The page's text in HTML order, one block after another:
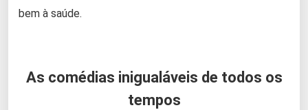
bem à saúde.
As comédias inigualáveis de todos os
tempos